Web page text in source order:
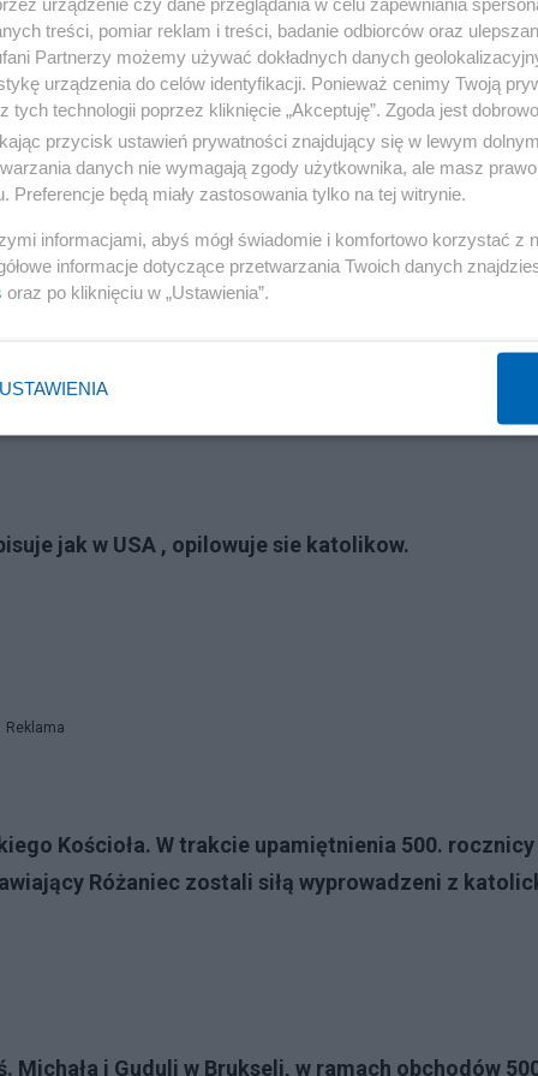
Reklama
swciecie, a wlasciwie narzucona czesci swiata .
drugi mial byc dobry i mial byc Jego synem na
jak w USA , opilowuje sie katolikow.
Reklama
Kościoła. W trakcie upamiętnienia 500. rocznicy
Różaniec zostali siłą wyprowadzeni z
i Guduli w Brukseli, w ramach obchodów
treści, pomiar reklam i treści, badanie odbiorców oraz
Partnerzy możemy używać dokładnych danych
urządzenia do celów identyfikacji. Ponieważ cenimy Twoją
tych technologii poprzez kliknięcie „Akceptuję”. Zgoda jest
przycisk ustawień prywatności znajdujący się w lewym
danych nie wymagają zgody użytkownika, ale masz
Preferencje będą miały zastosowania tylko na tej witrynie.
informacjami, abyś mógł świadomie i komfortowo korzystać z
informacje dotyczące przetwarzania Twoich danych
oraz po kliknięciu w „Ustawienia”.
USTAWIENIA